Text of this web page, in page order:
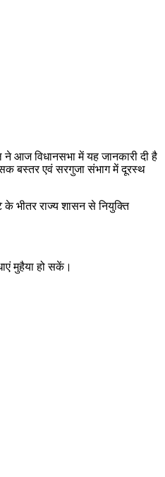
ने आज विधानसभा में यह जानकारी दी है
बस्तर एवं सरगुजा संभाग में दूरस्थ
के भीतर राज्य शासन से नियुक्ति
मुहैया हो सकें।